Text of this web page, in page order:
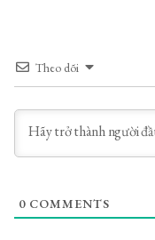
Theo dõi
0 COMMENTS